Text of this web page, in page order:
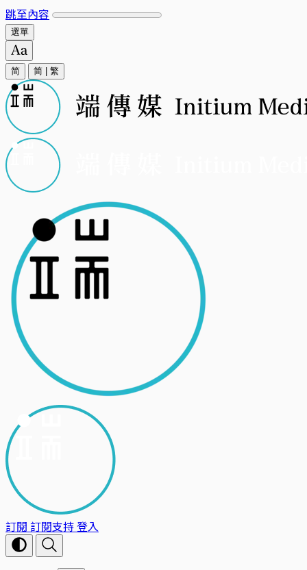
跳至內容
選單
简 简 繁
訂閱 訂閱支持登入